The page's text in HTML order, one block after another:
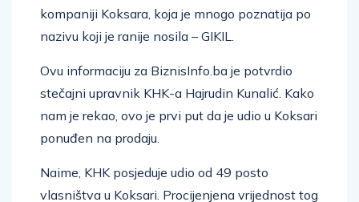
kompaniji Koksara, koja je mnogo poznatija po
nazivu koji je ranije nosila – GIKIL.
Ovu informaciju za BiznisInfo.ba je potvrdio
stečajni upravnik KHK-a Hajrudin Kunalić. Kako
nam je rekao, ovo je prvi put da je udio u Koksari
ponuđen na prodaju.
Naime, KHK posjeduje udio od 49 posto
vlasništva u Koksari. Procijenjena vrijednost tog